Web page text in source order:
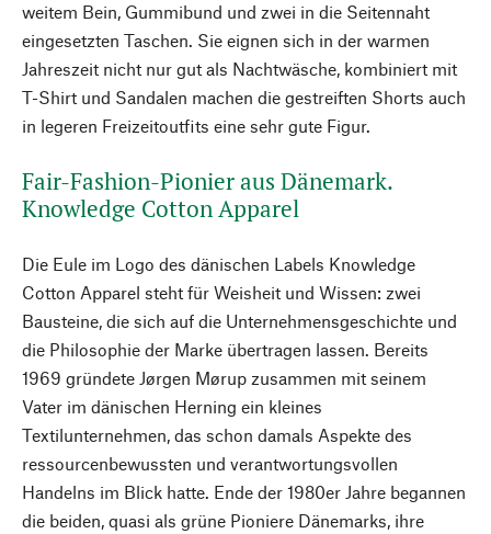
weitem Bein, Gummibund und zwei in die Seitennaht
eingesetzten Taschen. Sie eignen sich in der warmen
Jahreszeit nicht nur gut als Nachtwäsche, kombiniert mit
T-Shirt und Sandalen machen die gestreiften Shorts auch
in legeren Freizeitoutfits eine sehr gute Figur.
Fair-Fashion-Pionier aus Dänemark.
Knowledge Cotton Apparel
Die Eule im Logo des dänischen Labels Knowledge
Cotton Apparel steht für Weisheit und Wissen: zwei
Bausteine, die sich auf die Unternehmensgeschichte und
die Philosophie der Marke übertragen lassen. Bereits
1969 gründete Jørgen Mørup zusammen mit seinem
Vater im dänischen Herning ein kleines
Textilunternehmen, das schon damals Aspekte des
ressourcenbewussten und verantwortungsvollen
Handelns im Blick hatte. Ende der 1980er Jahre begannen
die beiden, quasi als grüne Pioniere Dänemarks, ihre